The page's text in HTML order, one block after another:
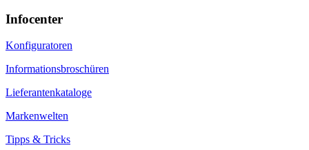
Infocenter
Konfiguratoren
Informationsbroschüren
Lieferantenkataloge
Markenwelten
Tipps & Tricks